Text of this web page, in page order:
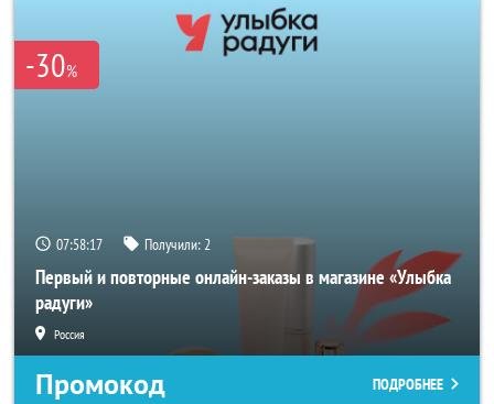
-30%
07:58:16 Получили:2
Первый и повторные онлайн-заказы в магазине «Улыбка
радуги»
Россия
Промокод ПОДРОБНЕЕ